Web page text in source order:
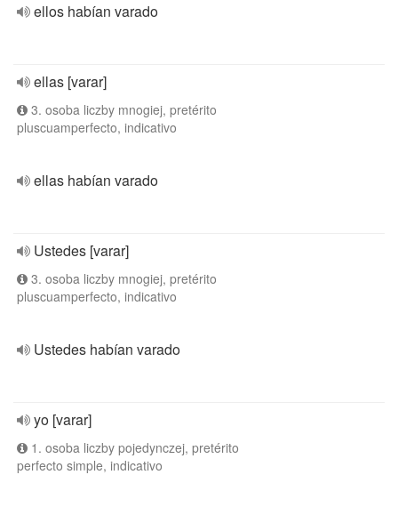
ellos habían varado
ellas [varar]
3. osoba liczby mnogiej, pretérito
pluscuamperfecto, indicativo
ellas habían varado
Ustedes [varar]
3. osoba liczby mnogiej, pretérito
pluscuamperfecto, indicativo
Ustedes habían varado
yo [varar]
1. osoba liczby pojedynczej, pretérito
perfecto simple, indicativo